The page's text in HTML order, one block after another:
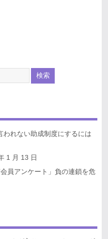
れない助成制度にするには
1 月 13 日
員アンケート」負の連鎖を危